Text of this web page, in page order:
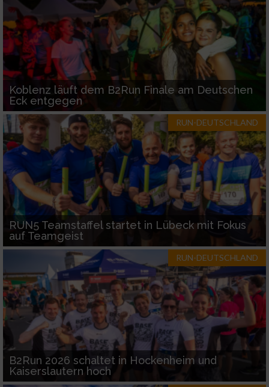
Koblenz läuft dem B2Run Finale am Deutschen
Eck entgegen
RUN-DEUTSCHLAND
RUN5 Teamstaffel startet in Lübeck mit Fokus
auf Teamgeist
RUN-DEUTSCHLAND
B2Run 2026 schaltet in Hockenheim und
Kaiserslautern hoch